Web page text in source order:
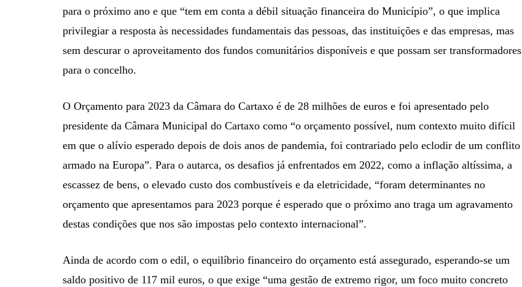
para o próximo ano e que “tem em conta a débil situação financeira do Município”, o que implica
privilegiar a resposta às necessidades fundamentais das pessoas, das instituições e das empresas, mas
sem descurar o aproveitamento dos fundos comunitários disponíveis e que possam ser transformadores
para o concelho.
O Orçamento para 2023 da Câmara do Cartaxo é de 28 milhões de euros e foi apresentado pelo
presidente da Câmara Municipal do Cartaxo como “o orçamento possível, num contexto muito difícil
em que o alívio esperado depois de dois anos de pandemia, foi contrariado pelo eclodir de um conflito
armado na Europa”. Para o autarca, os desafios já enfrentados em 2022, como a inflação altíssima, a
escassez de bens, o elevado custo dos combustíveis e da eletricidade, “foram determinantes no
orçamento que apresentamos para 2023 porque é esperado que o próximo ano traga um agravamento
destas condições que nos são impostas pelo contexto internacional”.
Ainda de acordo com o edil, o equilíbrio financeiro do orçamento está assegurado, esperando-se um
saldo positivo de 117 mil euros, o que exige “uma gestão de extremo rigor, um foco muito concreto